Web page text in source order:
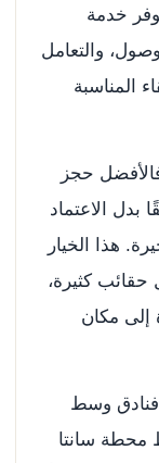
خدمة
والتعامل
المناسبة
حجز
بدل الاعتماد
هذا الخيار
كثيرة،
إلى مكان
فنادق وسط
محطة سانتا